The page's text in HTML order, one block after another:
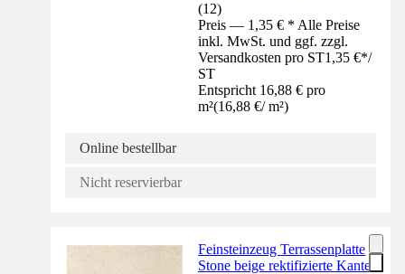
(12)
Preis — 1,35 € * Alle Preise
inkl. MwSt. und ggf. zzgl.
Versandkosten pro ST1,35 €*/
ST
Entspricht 16,88 € pro
m²(16,88 €/ m²)
Online bestellbar
Nicht reservierbar
Feinsteinzeug Terrassenplatte
Stone beige rektifizierte Kante